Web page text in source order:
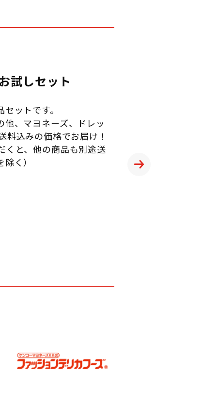
試しセット
ットです。
、マヨネーズ、ドレッ
料込みの価格でお届け！
くと、他の商品も別途送
く）